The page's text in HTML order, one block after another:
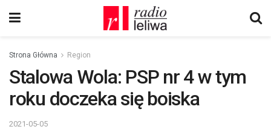
Strona Główna Region
Stalowa Wola: PSP nr 4 w tym
roku doczeka się boiska
2021-05-05